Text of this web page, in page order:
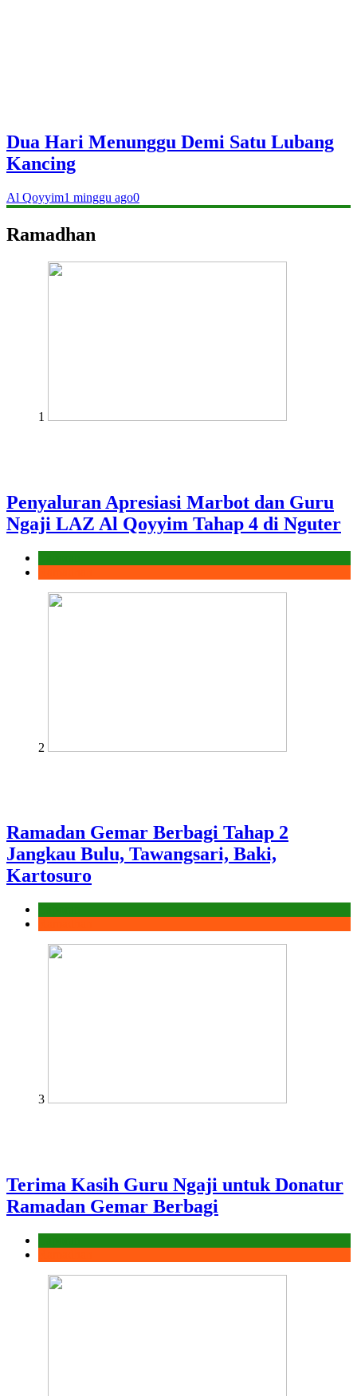
Dua Hari Menunggu Demi Satu Lubang
Kancing
Al Qoyyim1 minggu ago0
Ramadhan
1
Penyaluran Apresiasi Marbot dan Guru
Ngaji LAZ Al Qoyyim Tahap 4 di Nguter
2
Ramadan Gemar Berbagi Tahap 2
Jangkau Bulu, Tawangsari, Baki,
Kartosuro
3
Terima Kasih Guru Ngaji untuk Donatur
Ramadan Gemar Berbagi